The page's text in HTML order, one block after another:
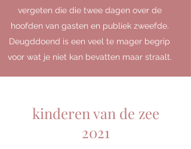
vergeten die die twee dagen over de
hoofden van gasten en publiek zweefde.
Deugddoend is een veel te mager begrip
voor wat je niet kan bevatten maar straalt.
kinderen van de zee
2021